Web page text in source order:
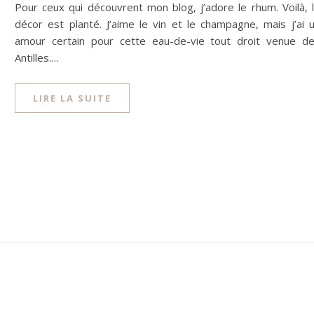
Pour ceux qui découvrent mon blog, j’adore le rhum. Voilà,
décor est planté. J’aime le vin et le champagne, mais j’ai
amour certain pour cette eau-de-vie tout droit venue
Antilles.…
LIRE LA SUITE